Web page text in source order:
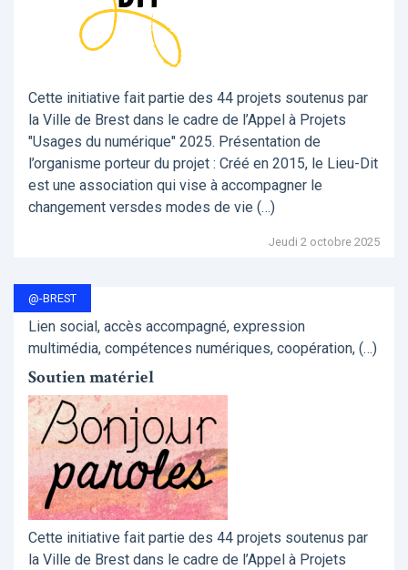
Cette initiative fait partie des 44 projets soutenus par
la Ville de Brest dans le cadre de l’Appel à Projets
"Usages du numérique" 2025. Présentation de
l’organisme porteur du projet : Créé en 2015, le Lieu-Dit
est une association qui vise à accompagner le
changement versdes modes de vie (…)
Jeudi 2 octobre 2025
@-BREST
Lien social, accès accompagné, expression
multimédia, compétences numériques, coopération, (…)
Soutien matériel
Cette initiative fait partie des 44 projets soutenus par
la Ville de Brest dans le cadre de l’Appel à Projets